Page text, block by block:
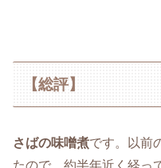
【総評】
さばの味噌煮です。以前
たので、約半年近く経っ